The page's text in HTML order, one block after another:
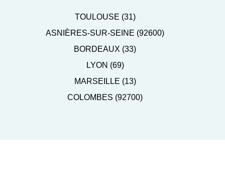
TOULOUSE (31)
ASNIÈRES-SUR-SEINE (92600)
BORDEAUX (33)
LYON (69)
MARSEILLE (13)
COLOMBES (92700)